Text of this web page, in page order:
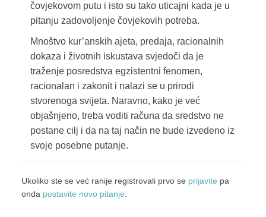
čovjekovom putu i isto su tako uticajni kada je u
pitanju zadovoljenje čovjekovih potreba.
Mnoštvo kur’anskih ajeta, predaja, racionalnih
dokaza i životnih iskustava svjedoči da je
traženje posredstva egzistentni fenomen,
racionalan i zakonit i nalazi se u prirodi
stvorenoga svijeta. Naravno, kako je već
objašnjeno, treba voditi računa da sredstvo ne
postane cilj i da na taj način ne bude izvedeno iz
svoje posebne putanje.
Ukoliko ste se već ranije registrovali prvo se prijavite pa
onda postavite novo pitanje.